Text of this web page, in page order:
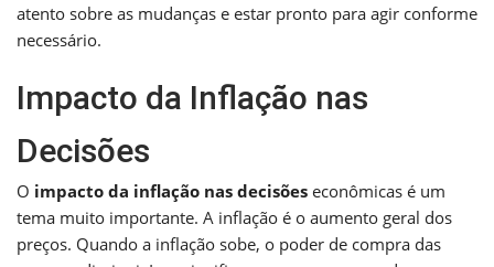
atento sobre as mudanças e estar pronto para agir conforme
necessário.
Impacto da Inflação nas
Decisões
O impacto da inflação nas decisões econômicas é um
tema muito importante. A inflação é o aumento geral dos
preços. Quando a inflação sobe, o poder de compra das